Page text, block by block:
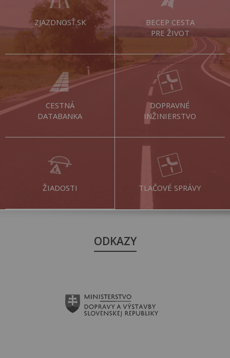
ZJAZDNOSŤ.SK
BECEP CESTA
PRE ŽIVOT
CESTNÁ
DATABANKA
DOPRAVNÉ
INŽINIERSTVO
ŽIADOSTI TLAČOVÉ SPRÁVY
ODKAZY